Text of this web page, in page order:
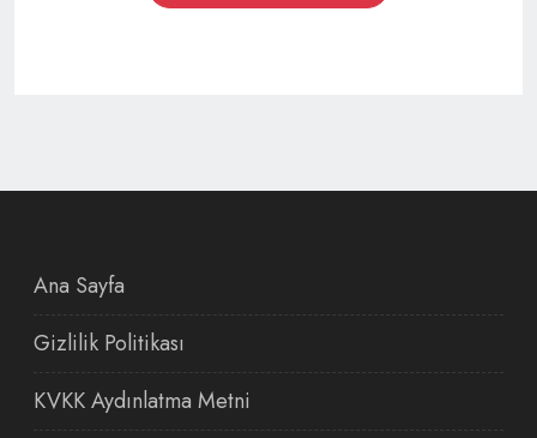
Ana Sayfa
Gizlilik Politikası
KVKK Aydınlatma Metni